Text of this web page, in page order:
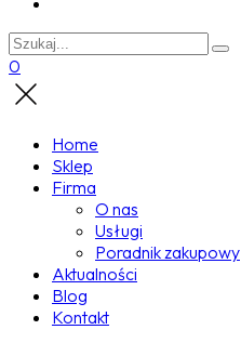
0
Home
Sklep
Firma
O nas
Usługi
Poradnik zakupowy
Aktualności
Blog
Kontakt